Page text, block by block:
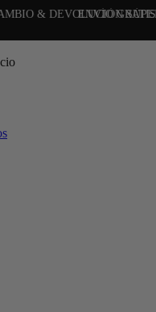
FÁCIL (30 días)